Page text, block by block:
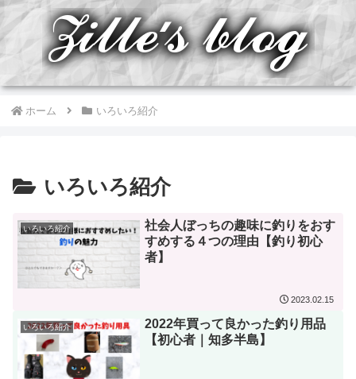
ホーム いろいろ紹介
いろいろ紹介
いろいろ紹介
社会人ぼっちの趣味に釣りをおす
すめする４つの理由【釣り初心
者】
2023.02.15
いろいろ紹介
2022年買って良かった釣り用品
【初心者｜知多半島】